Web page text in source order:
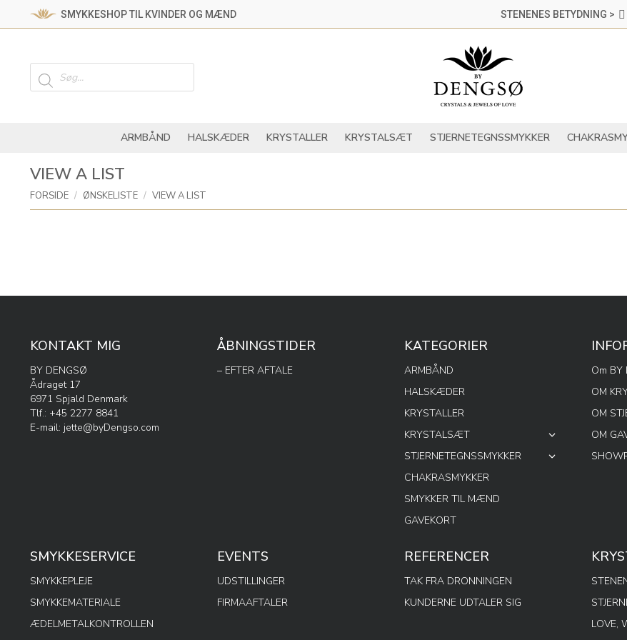
SMYKKESHOP TIL KVINDER OG MÆND STENENES BETYDNING >
search
ARMBÅND HALSKÆDER KRYSTALLER KRYSTALSÆT STJERNETEGNSSMYKKER
VIEW A LIST
You are here:
FORSIDE ØNSKELISTE VIEW A LIST
KONTAKT MIG
BY DENGSØ
Ådraget 17
6971 Spjald Denmark
Tlf.: +45 2277 8841
E-mail: jette@byDengso.com
ÅBNINGSTIDER
– EFTER AFTALE
KATEGORIER
ARMBÅND
HALSKÆDER
KRYSTALLER
KRYSTALSÆT
STJERNETEGNSSMYKKER
CHAKRASMYKKER
SMYKKER TIL MÆND
GAVEKORT
Om BY
OM
OM
OM
SMYKKESERVICE
SMYKKEPLEJE
SMYKKEMATERIALE
ÆDELMETALKONTROLLEN
EVENTS
UDSTILLINGER
FIRMAAFTALER
REFERENCER
TAK FRA DRONNINGEN
KUNDERNE UDTALER SIG
LOVE,